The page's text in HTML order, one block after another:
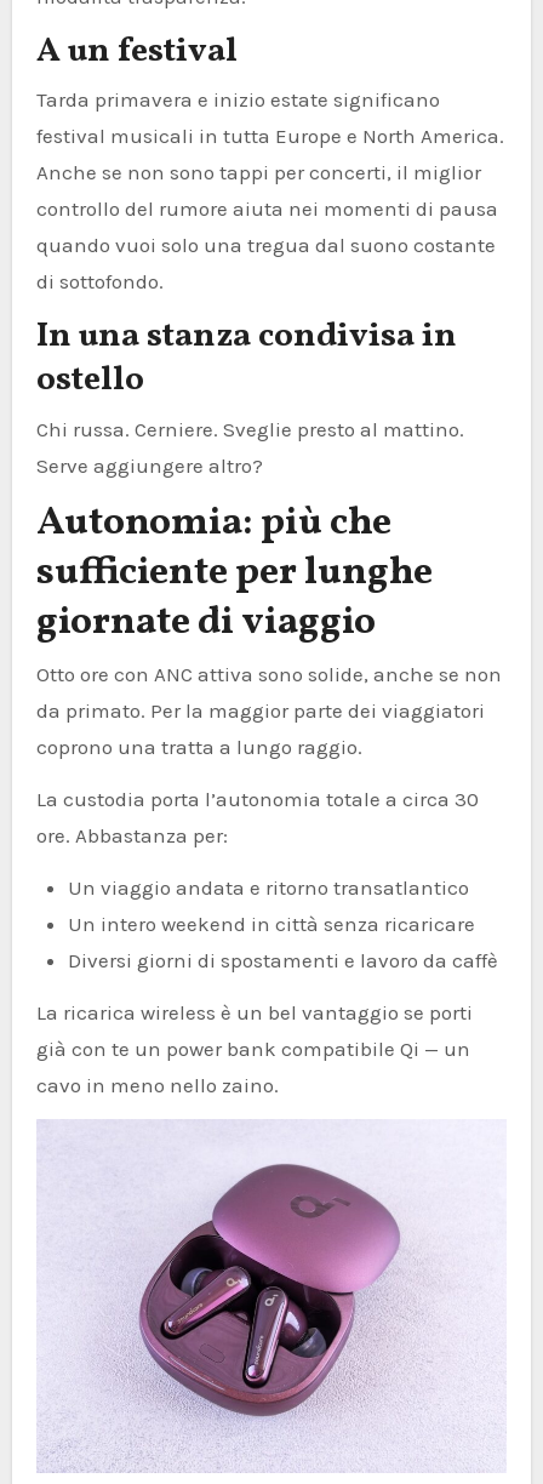
A un festival
Tarda primavera e inizio estate significano
festival musicali in tutta Europe e North America.
Anche se non sono tappi per concerti, il miglior
controllo del rumore aiuta nei momenti di pausa
quando vuoi solo una tregua dal suono costante
di sottofondo.
In una stanza condivisa in
ostello
Chi russa. Cerniere. Sveglie presto al mattino.
Serve aggiungere altro?
Autonomia: più che
sufficiente per lunghe
giornate di viaggio
Otto ore con ANC attiva sono solide, anche se non
da primato. Per la maggior parte dei viaggiatori
coprono una tratta a lungo raggio.
La custodia porta l’autonomia totale a circa 30
ore. Abbastanza per:
Un viaggio andata e ritorno transatlantico
Un intero weekend in città senza ricaricare
Diversi giorni di spostamenti e lavoro da caffè
La ricarica wireless è un bel vantaggio se porti
già con te un power bank compatibile Qi — un
cavo in meno nello zaino.